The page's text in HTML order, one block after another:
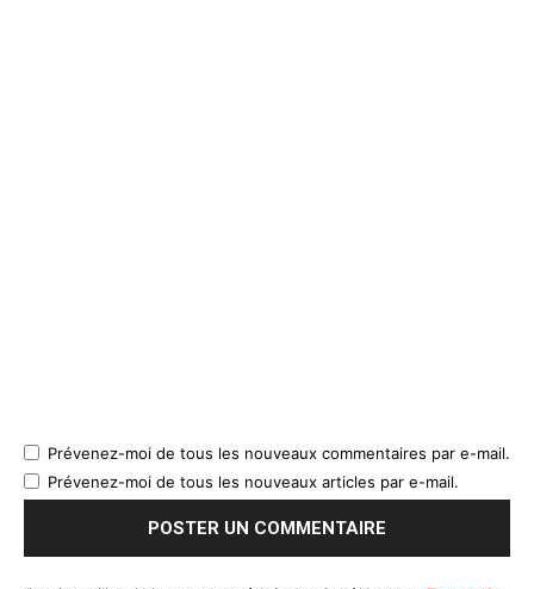
Prévenez-moi de tous les nouveaux commentaires par e-mail.
Prévenez-moi de tous les nouveaux articles par e-mail.